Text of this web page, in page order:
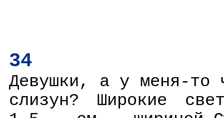
34
Девушки, а у меня-то
слизун? Широкие